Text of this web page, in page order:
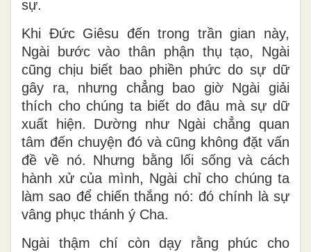
sự.
Khi Đức Giêsu đến trong trần gian này,
Ngài bước vào thân phận thụ tạo, Ngài
cũng chịu biết bao phiền phức do sự dữ
gây ra, nhưng chẳng bao giờ Ngài giải
thích cho chúng ta biết do đâu mà sự dữ
xuất hiện. Dường như Ngài chẳng quan
tâm đến chuyện đó và cũng không đặt vấn
đề về nó. Nhưng bằng lối sống và cách
hành xử của mình, Ngài chỉ cho chúng ta
làm sao để chiến thắng nó: đó chính là sự
vâng phục thánh ý Cha.
Ngài thậm chí còn dạy rằng phúc cho